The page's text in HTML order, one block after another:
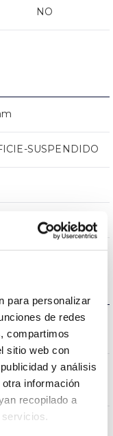
para personalizar
de redes
compartimos
sitio web con
y análisis
información
recopilado a
NO
SUSPENDIDO
4000K-